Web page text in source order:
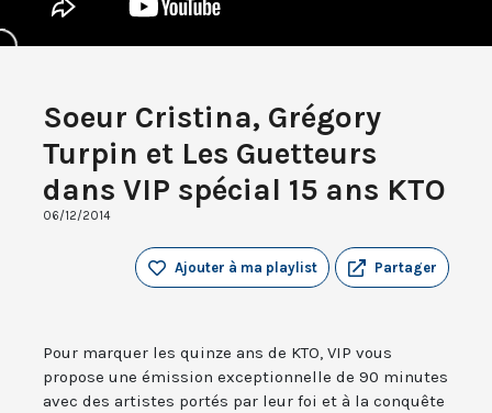
Soeur Cristina, Grégory
Turpin et Les Guetteurs
dans VIP spécial 15 ans KTO
06/12/2014
Partager
Ajouter à ma playlist
Pour marquer les quinze ans de KTO, VIP vous
propose une émission exceptionnelle de 90 minutes
avec des artistes portés par leur foi et à la conquête